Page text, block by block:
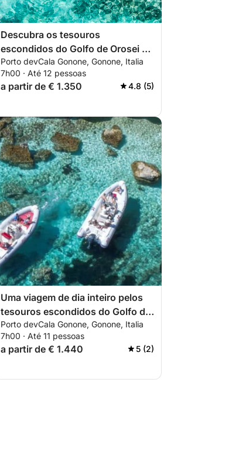
Descubra os tesouros
escondidos do Golfo de Orosei -
Passeio de dia inteiro
(CLUBMAN24)
Porto devCala Gonone, Gonone, Italia
7h00 · Até 12 pessoas
a partir de € 1.350 4.8 (5)
Uma viagem de dia inteiro pelos
tesouros escondidos do Golfo de
Orosei
Porto devCala Gonone, Gonone, Italia
7h00 · Até 11 pessoas
a partir de € 1.440 5 (2)